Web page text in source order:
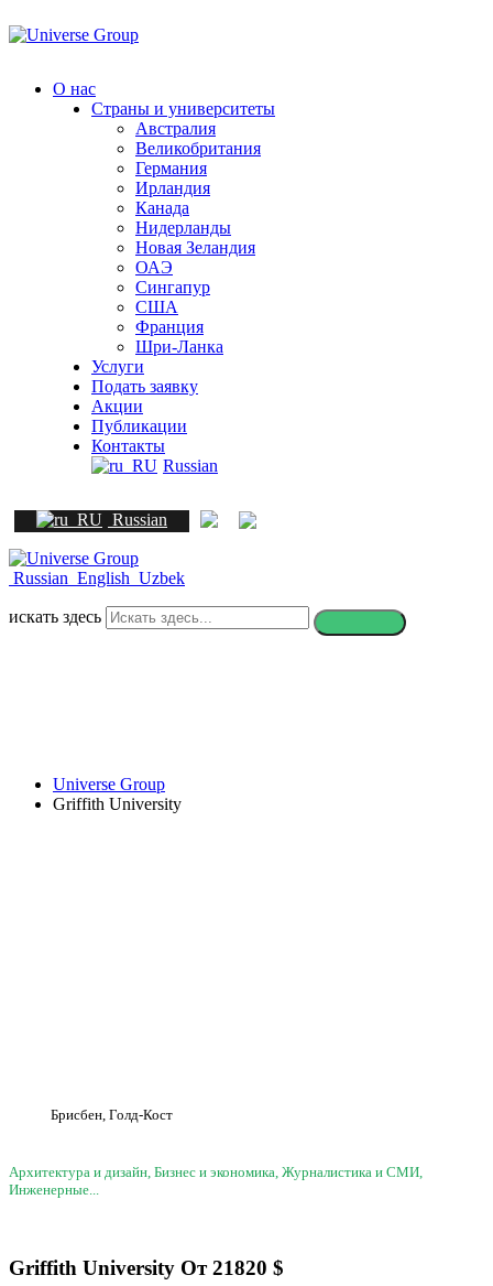
к
О нас
Страны и университеты
Австралия
Великобритания
Германия
Ирландия
Канада
Нидерланды
Новая Зеландия
ОАЭ
Сингапур
СШA
Франция
Шри-Ланка
Услуги
Подать заявку
Акции
Публикации
Контакты
Russian
Russian
Russian English Uzbek
искать здесь
Universe Group
Griffith University
Брисбен, Голд-Кост
Архитектура и дизайн, Бизнес и экономика, Журналистика и СМИ,
Инженерные...
Griffith University От21820 $